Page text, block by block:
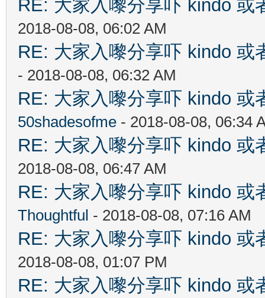
RE: 大家入嚟分享吓 kindo 或
2018-08-08, 06:02 AM
RE: 大家入嚟分享吓 kindo 或
- 2018-08-08, 06:32 AM
RE: 大家入嚟分享吓 kindo 或
50shadesofme - 2018-08-08, 06:34
RE: 大家入嚟分享吓 kindo 或
2018-08-08, 06:47 AM
RE: 大家入嚟分享吓 kindo 或
Thoughtful - 2018-08-08, 07:16 AM
RE: 大家入嚟分享吓 kindo 或
2018-08-08, 01:07 PM
RE: 大家入嚟分享吓 kindo 或